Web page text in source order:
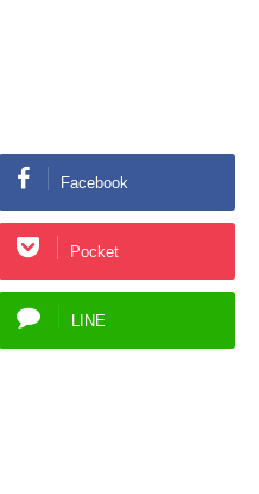
Facebook
Pocket
LINE